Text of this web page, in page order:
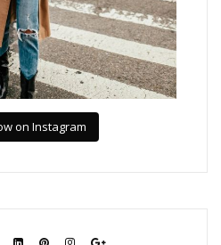
on Instagram